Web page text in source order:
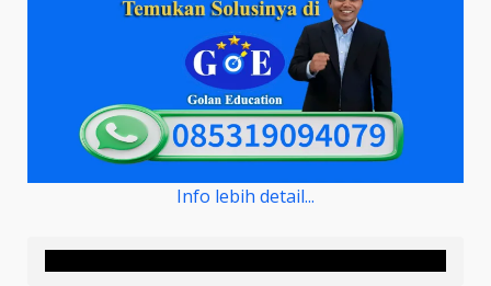
Info lebih detail...